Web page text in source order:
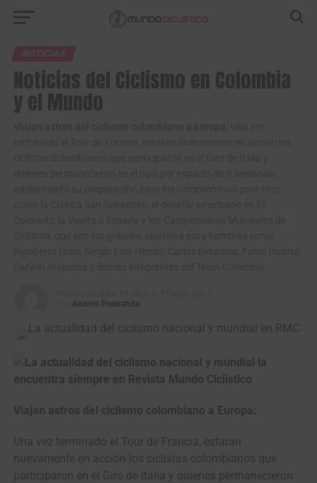
NOTICIAS
Noticias del Ciclismo en Colombia
y el Mundo
Andres Piedrahita
Viajan astros del ciclismo colombiano a Europa:
Una vez terminado el Tour de Francia, estarán
nuevamente en acción los ciclistas colombianos que
participaron en el Giro de Italia y quienes permanecieron